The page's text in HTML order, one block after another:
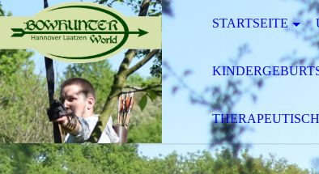
STARTSEITE